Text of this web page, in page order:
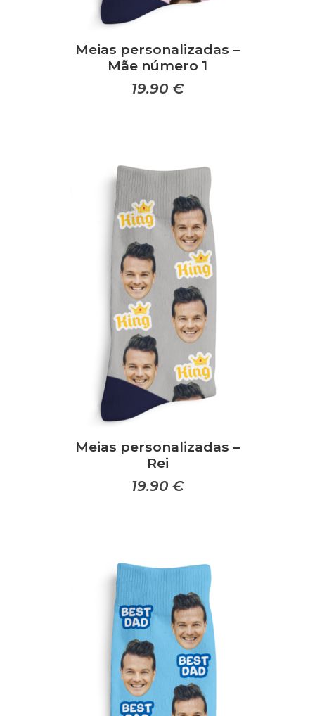
Meias personalizadas –
Mãe número 1
19.90 €
Meias personalizadas –
Rei
19.90 €